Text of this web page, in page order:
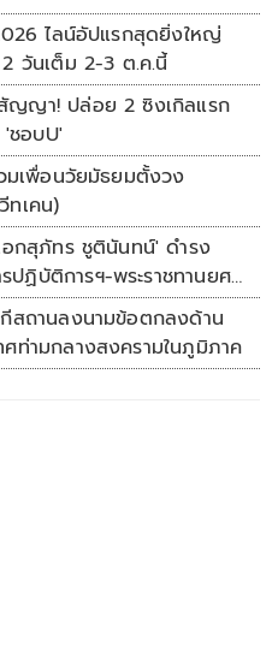
ไลน์อัปแรกสุดยิ่งใหญ่
วันเต็ม 2-3 ต.ค.นี้
ญญา! ปล่อย 2 ซิงเกิลแรก
'ชอบU'
มเพื่อนวัยมัธยมตั้งวง
ทเคน)
อกสุภัทร ชูตินันทน์' ดำรง
ปฏิบัติการฯ-พระราชทานยศ
สถานลงนามข้อตกลงด้าน
ศท่ามกลางสงครามในภูมิภาค